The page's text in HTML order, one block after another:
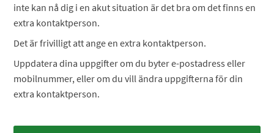
inte kan nå dig i en akut situation är det bra om det finns en
extra kontaktperson.
Det är frivilligt att ange en extra kontaktperson.
Uppdatera dina uppgifter om du byter e-postadress eller
mobilnummer, eller om du vill ändra uppgifterna för din
extra kontaktperson.